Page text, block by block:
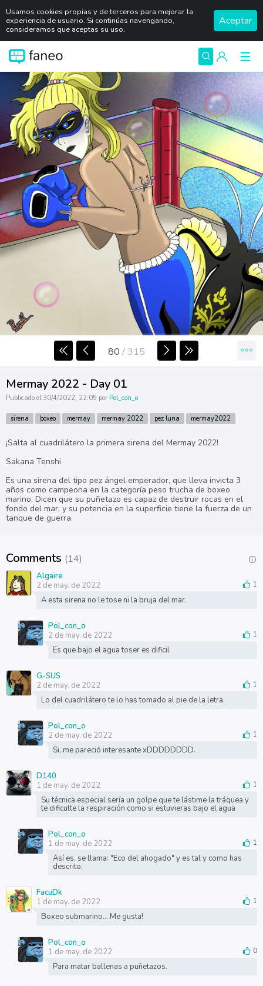
Usamos cookies propias y de terceros para mejorar la
experiencia de usuario. Si continúas navengando,
consideramos que aceptas su uso.
Aceptar
80 /315
Mermay 2022 - Day 01
Publicado el 30/4/2022, 22:05 por Pol_con_o
sirena boxeo mermay mermay 2022 pez luna mermay2022
¡Salta al cuadrilátero la primera sirena del Mermay 2022!
Sakana Tenshi
Es una sirena del tipo pez ángel emperador, que lleva invicta 3
años como campeona en la categoría peso trucha de boxeo
marino. Dicen que su puñetazo es capaz de destruir rocas en el
fondo del mar, y su potencia en la superficie tiene la fuerza de un
tanque de guerra.
Comments (14)
Algaire
2 de may. de 2022
1
A esta sirena no le tose ni la bruja del mar.
Pol_con_o
2 de may. de 2022
1
Es que bajo el agua toser es dificil
G-SUS
2 de may. de 2022
1
Lo del cuadrilátero te lo has tomado al pie de la letra.
Pol_con_o
2 de may. de 2022
1
Si, me pareció interesante xDDDDDDDD.
D140
1 de may. de 2022
1
Su técnica especial sería un golpe que te lástime la tráquea y
te dificulte la respiración como si estuvieras bajo el agua
Pol_con_o
1 de may. de 2022
1
Así es, se llama: "Eco del ahogado" y es tal y como has
descrito.
FacuDk
1 de may. de 2022
1
Boxeo submarino... Me gusta!
Pol_con_o
1 de may. de 2022
0
Para matar ballenas a puñetazos.